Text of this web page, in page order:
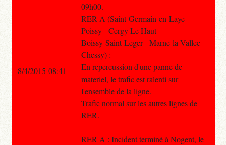
09h00.
RER A (Saint-Germain-en-Laye -
Poissy - Cergy Le Haut-
Boissy-Saint-Leger - Marne-la-Vallee -
Chessy) :
En repercussion d'une panne de
materiel, le trafic est ralenti sur
l'ensemble de la ligne.
Trafic normal sur les autres lignes de
RER.
RER A : Incident terminé à Nogent, le
8/4/2015 08:41